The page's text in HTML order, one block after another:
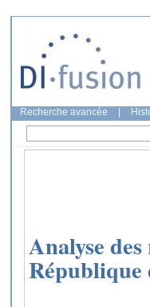
Recherche avancée
Analyse
République